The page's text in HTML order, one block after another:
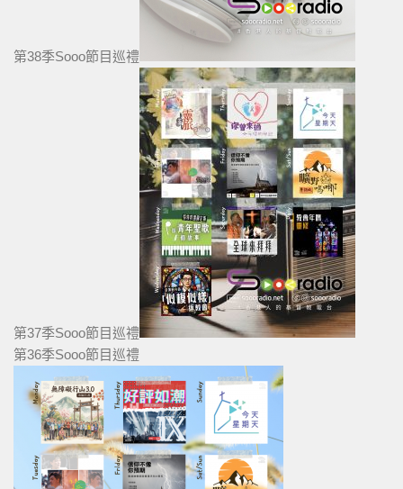
第38季Sooo節目巡禮
第37季Sooo節目巡禮
第36季Sooo節目巡禮